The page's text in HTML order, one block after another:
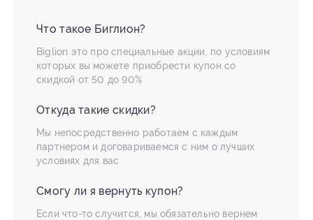
Что такое Биглион?
Biglion это про специальные акции, по условиям
которых вы можете приобрести купон со
скидкой от 50 до 90%
Откуда такие скидки?
Мы непосредственно работаем с каждым
партнером и договариваемся с ним о лучших
условиях для вас
Смогу ли я вернуть купон?
Если что-то случится, мы обязательно вернем